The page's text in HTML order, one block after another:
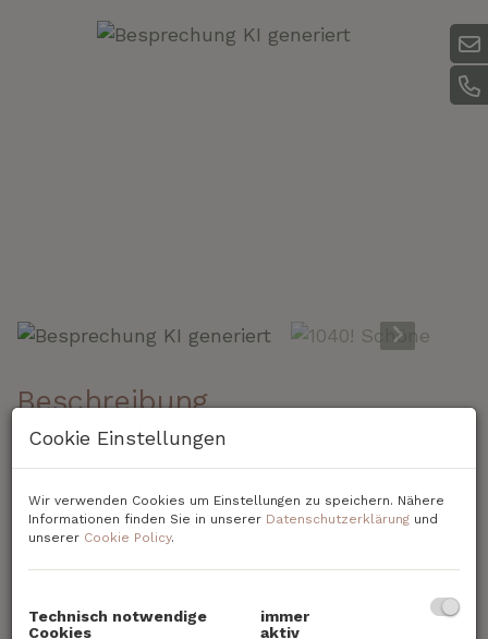
Besprechung KI generiert
Beschreibung
Wieden!
äußerst schönem Entree und perfekter
Cookie Einstellungen
Wir verwenden Cookies um Einstellungen zu speichern. Nähere
Informationen finden Sie in unserer Datenschutzerklärung und
unserer Cookie Policy.
Technisch notwendige
Cookies
immer
aktiv